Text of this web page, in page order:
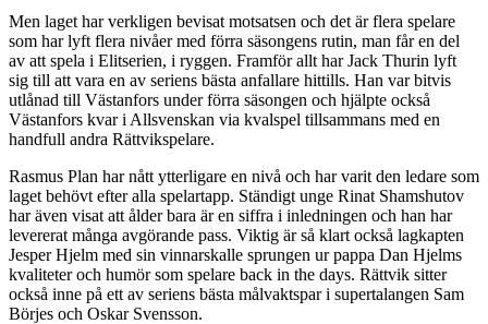
Men laget har verkligen bevisat motsatsen och det är flera spelare
som har lyft flera nivåer med förra säsongens rutin, man får en del
av att spela i Elitserien, i ryggen. Framför allt har Jack Thurin lyft
sig till att vara en av seriens bästa anfallare hittills. Han var bitvis
utlånad till Västanfors under förra säsongen och hjälpte också
Västanfors kvar i Allsvenskan via kvalspel tillsammans med en
handfull andra Rättvikspelare.
Rasmus Plan har nått ytterligare en nivå och har varit den ledare som
laget behövt efter alla spelartapp. Ständigt unge Rinat Shamshutov
har även visat att ålder bara är en siffra i inledningen och han har
levererat många avgörande pass. Viktig är så klart också lagkapten
Jesper Hjelm med sin vinnarskalle sprungen ur pappa Dan Hjelms
kvaliteter och humör som spelare back in the days. Rättvik sitter
också inne på ett av seriens bästa målvaktspar i supertalangen Sam
Börjes och Oskar Svensson.